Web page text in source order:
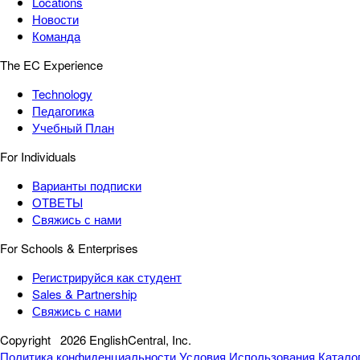
Новости
Команда
The EC Experience
Technology
Педагогика
Учебный План
For Individuals
Варианты подписки
ОТВЕТЫ
Свяжись с нами
For Schools & Enterprises
Регистрируйся как студент
Sales & Partnership
Свяжись с нами
Copyright 2026 EnglishCentral, Inc.